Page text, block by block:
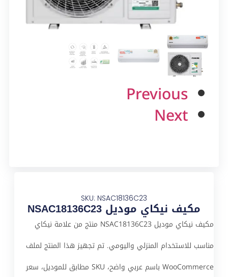
Previous
Next
SKU: NSAC18136C23
مكيف نيكاي موديل NSAC18136C23
مكيف نيكاي موديل NSAC18136C23 منتج من علامة نيكاي
مناسب للاستخدام المنزلي واليومي. تم تجهيز هذا المنتج لملف
WooCommerce باسم عربي واضح، SKU مطابق للموديل، سعر